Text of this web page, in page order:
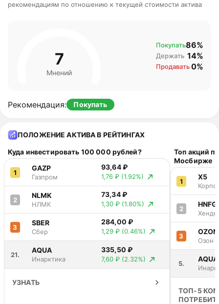
рекомендациям по отношению к текущей стоимости актива
7
Мнений
Покупать86%
Держать 14%
Продавать0%
Рекомендация: Покупать
ПОЛОЖЕНИЕ АКТИВА В РЕЙТИНГАХ
Куда инвестировать 100 000 рублей?
1
GAZP
Газпром
93,64 ₽
1,76 ₽ (1.92%)
2
NLMK
НЛМК
73,34 ₽
1,30 ₽ (1.80%)
3
SBER
Сбер
284,00 ₽
1,29 ₽ (0.46%)
21.
AQUA
Инарктика
335,50 ₽
7,60 ₽ (2.32%)
УЗНАТЬ
Топ акций
Мосбирже
1
X5
2
HNFG
3
OZON
Озон
5.
AQUA
ТОП-5